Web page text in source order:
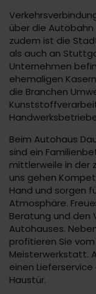
über die Autobahn
zudem ist die
als auch an
Unternehmen
ehemaligen
die Branchen
Beim Autohaus
sind ein
mittlerweile in der
uns gehen
Hand und sorgen
Atmosphäre.
Beratung und den
Autohauses.
profitieren Sie
Meisterwerkstatt.
einen
Haustür.